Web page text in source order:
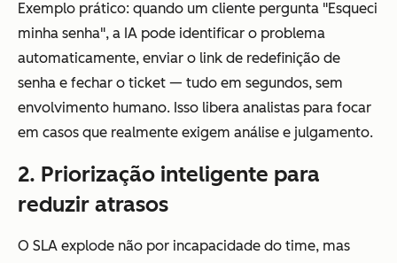
Exemplo prático: quando um cliente pergunta "Esqueci
minha senha", a IA pode identificar o problema
automaticamente, enviar o link de redefinição de
senha e fechar o ticket — tudo em segundos, sem
envolvimento humano. Isso libera analistas para focar
em casos que realmente exigem análise e julgamento.
2. Priorização inteligente para
reduzir atrasos
O SLA explode não por incapacidade do time, mas